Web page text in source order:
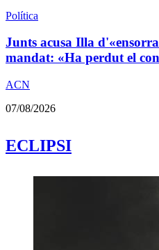
Política
Junts acusa Illa
mandat: «Ha perdut el
ACN
07/08/2026
ECLIPSI